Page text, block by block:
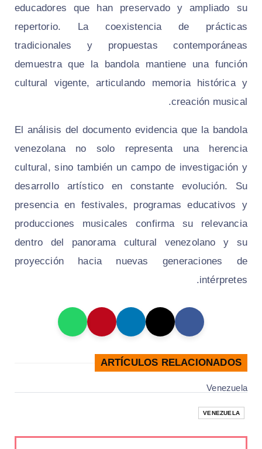
educadores que han preservado y ampliado su
repertorio. La coexistencia de prácticas
tradicionales y propuestas contemporáneas
demuestra que la bandola mantiene una función
cultural vigente, articulando memoria histórica y
creación musical.
El análisis del documento evidencia que la bandola
venezolana no solo representa una herencia
cultural, sino también un campo de investigación y
desarrollo artístico en constante evolución. Su
presencia en festivales, programas educativos y
producciones musicales confirma su relevancia
dentro del panorama cultural venezolano y su
proyección hacia nuevas generaciones de
intérpretes.
ARTÍCULOS RELACIONADOS
Venezuela
VENEZUELA